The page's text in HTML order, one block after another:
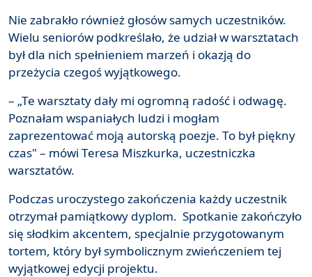
Nie zabrakło również głosów samych uczestników.
Wielu seniorów podkreślało, że udział w warsztatach
był dla nich spełnieniem marzeń i okazją do
przeżycia czegoś wyjątkowego.
– „Te warsztaty dały mi ogromną radość i odwagę.
Poznałam wspaniałych ludzi i mogłam
zaprezentować moją autorską poezje. To był piękny
czas" – mówi Teresa Miszkurka, uczestniczka
warsztatów.
Podczas uroczystego zakończenia każdy uczestnik
otrzymał pamiątkowy dyplom. Spotkanie zakończyło
się słodkim akcentem, specjalnie przygotowanym
tortem, który był symbolicznym zwieńczeniem tej
wyjątkowej edycji projektu.